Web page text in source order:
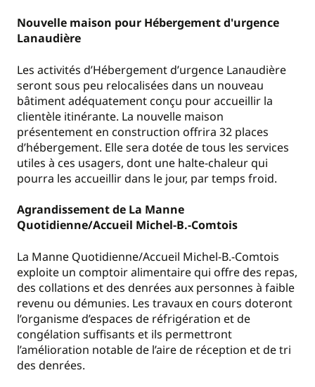
Nouvelle maison pour Hébergement d'urgence
Lanaudière
Les activités d’Hébergement d’urgence Lanaudière
seront sous peu relocalisées dans un nouveau
bâtiment adéquatement conçu pour accueillir la
clientèle itinérante. La nouvelle maison
présentement en construction offrira 32 places
d’hébergement. Elle sera dotée de tous les services
utiles à ces usagers, dont une halte-chaleur qui
pourra les accueillir dans le jour, par temps froid.
Agrandissement de La Manne
Quotidienne/Accueil Michel-B.-Comtois
La Manne Quotidienne/Accueil Michel-B.-Comtois
exploite un comptoir alimentaire qui offre des repas,
des collations et des denrées aux personnes à faible
revenu ou démunies. Les travaux en cours doteront
l’organisme d’espaces de réfrigération et de
congélation suffisants et ils permettront
l’amélioration notable de l’aire de réception et de tri
des denrées.